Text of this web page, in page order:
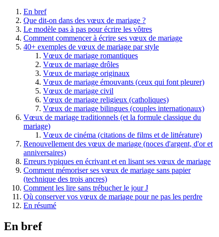
En bref
Que dit-on dans des vœux de mariage ?
Le modèle pas à pas pour écrire les vôtres
Comment commencer à écrire ses vœux de mariage
40+ exemples de vœux de mariage par style
Vœux de mariage romantiques
Vœux de mariage drôles
Vœux de mariage originaux
Vœux de mariage émouvants (ceux qui font pleurer)
Vœux de mariage civil
Vœux de mariage religieux (catholiques)
Vœux de mariage bilingues (couples internationaux)
Vœux de mariage traditionnels (et la formule classique du
mariage)
Vœux de cinéma (citations de films et de littérature)
Renouvellement des vœux de mariage (noces d'argent, d'or et
anniversaires)
Erreurs typiques en écrivant et en lisant ses vœux de mariage
Comment mémoriser ses vœux de mariage sans papier
(technique des trois ancres)
Comment les lire sans trébucher le jour J
Où conserver vos vœux de mariage pour ne pas les perdre
En résumé
En bref